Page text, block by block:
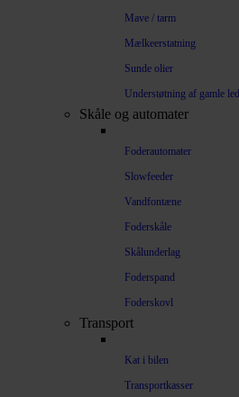
Mave / tarm
Mælkeerstatning
Sunde olier
Understøtning af gamle led
Skåle og automater
Foderautomater
Slowfeeder
Vandfontæne
Foderskåle
Skålunderlag
Foderspand
Foderskovl
Transport
Kat i bilen
Transportkasser